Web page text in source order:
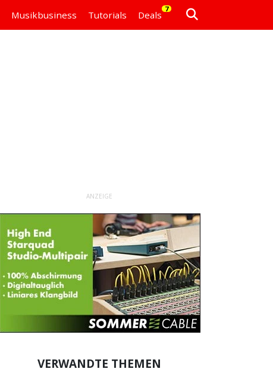
Musikbusiness Tutorials Deals
7
ANZEIGE
VERWANDTE THEMEN